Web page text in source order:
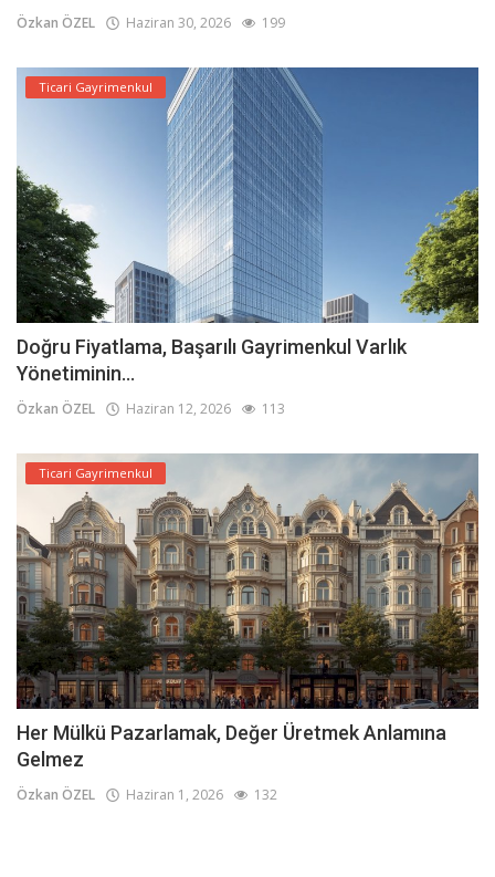
Özkan ÖZEL Haziran 30, 2026 199
Ticari Gayrimenkul
Doğru Fiyatlama, Başarılı Gayrimenkul Varlık
Yönetiminin...
Özkan ÖZEL Haziran 12, 2026 113
Ticari Gayrimenkul
Her Mülkü Pazarlamak, Değer Üretmek Anlamına
Gelmez
Özkan ÖZEL Haziran 1, 2026 132